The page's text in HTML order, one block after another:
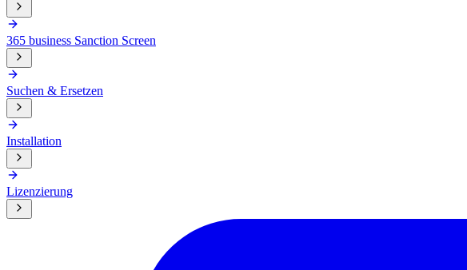
365 business Sanction Screen
Suchen & Ersetzen
Installation
Lizenzierung